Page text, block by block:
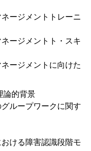
ージメントトレーニ
ージメントト・スキ
ージメントに向けた
論的背景
ループワークに関す
ける障害認識段階モ